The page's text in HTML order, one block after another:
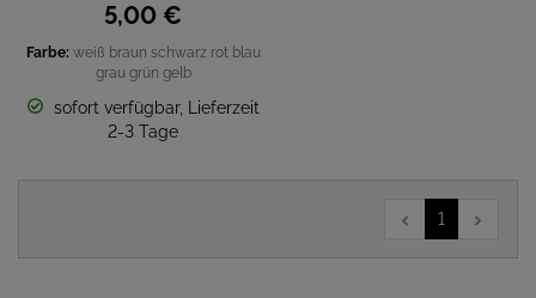
5,00 €
Farbe: weiß braun schwarz rot blau
grau grün gelb
sofort verfügbar, Lieferzeit
2-3 Tage
1